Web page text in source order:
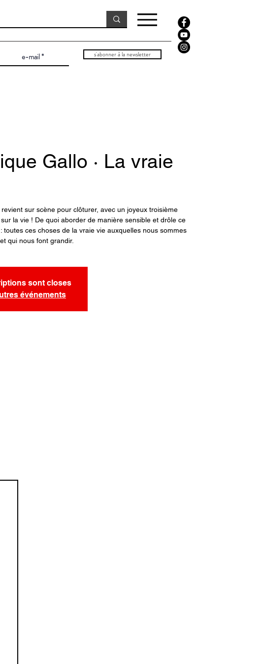
s'abonner à la newsletter
Gallo · La vraie
sur scène pour clôturer, avec un joyeux troisième
la vie ! De quoi aborder de manière sensible et drôle ce
toutes ces choses de la vraie vie auxquelles nous sommes
qui nous font grandir.
sont closes
événements